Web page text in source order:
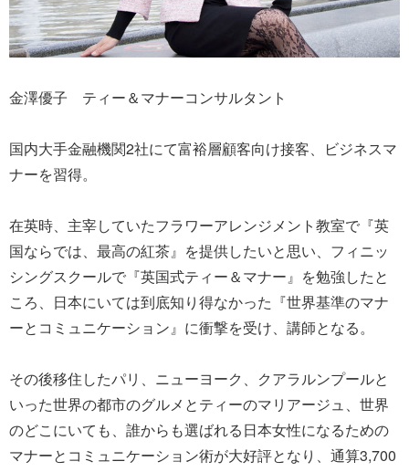
金澤優子 ティー＆マナーコンサルタント
国内大手金融機関2社にて富裕層顧客向け接客、ビジネスマ
ナーを習得。
在英時、主宰していたフラワーアレンジメント教室で『英
国ならでは、最高の紅茶』を提供したいと思い、フィニッ
シングスクールで『英国式ティー＆マナー』を勉強したと
ころ、日本にいては到底知り得なかった『世界基準のマナ
ーとコミュニケーション』に衝撃を受け、講師となる。
その後移住したパリ、ニューヨーク、クアラルンプールと
いった世界の都市のグルメとティーのマリアージュ、世界
のどこにいても、誰からも選ばれる日本女性になるための
マナーとコミュニケーション術が大好評となり、通算3,700